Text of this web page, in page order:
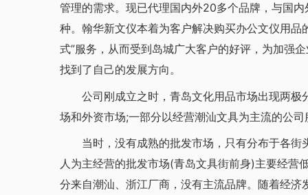
管理的需求。现已代理国内外20多个品牌，与国
种。翰华新文仪本着为客户解决购买办公文仪用
式”服务，从而受到岛城广大客户的好评，为加强
找到了自己的发展方向。
公司刚成立之时，青岛文化用品市场出现两极
场和外资市场;一部分以经营潮汕文具为主流的公
当时，没有成熟的批发市场，只有分布于各街
人为主经营的批发市场(青岛文具街前身)主要经营
分来自潮汕、浙江厂商，没有主流品牌。随着经